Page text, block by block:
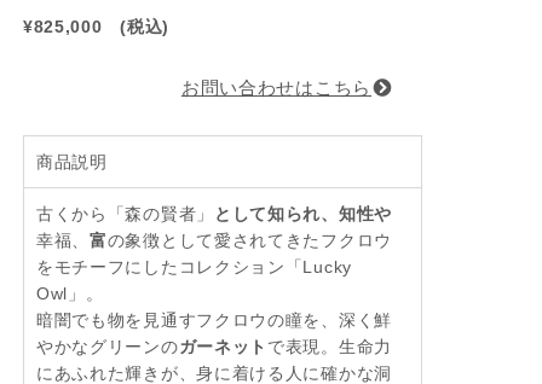
¥825,000 (税込)
お問い合わせはこちら
商品説明
古くから「森の賢者」 として知られ、 知性や
幸福、富の象徴として愛されてきたフクロウ
をモチーフにしたコレクション「Lucky
Owl」。
暗闇でも物を見通すフクロウの瞳を、深く鮮
やかなグリーンのガーネット で表現。生命力
にあふれた輝きが、身に着ける人に確かな洞